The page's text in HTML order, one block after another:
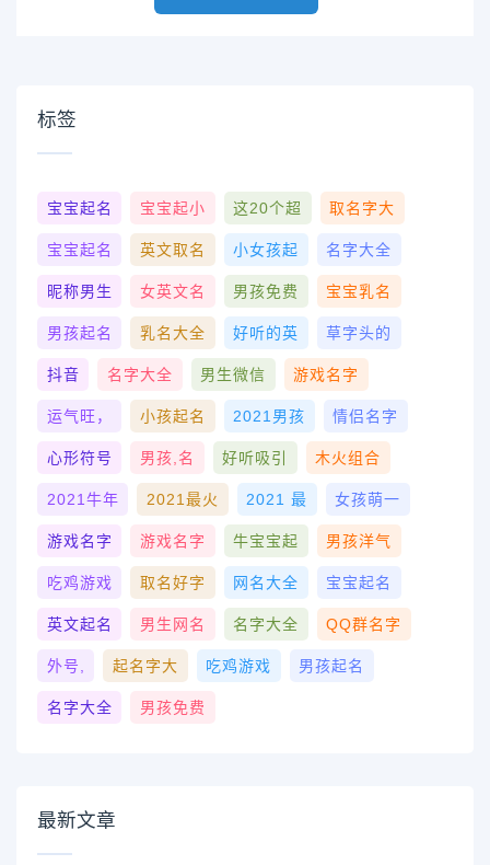
标签
宝宝起名 宝宝起小 这20个超 取名字大
宝宝起名 英文取名 小女孩起 名字大全
昵称男生 女英文名 男孩免费 宝宝乳名
男孩起名 乳名大全 好听的英 草字头的
抖音 名字大全 男生微信 游戏名字
运气旺， 小孩起名 2021男孩 情侣名字
心形符号 男孩,名 好听吸引 木火组合
2021牛年 2021最火 2021 最 女孩萌一
游戏名字 游戏名字 牛宝宝起 男孩洋气
吃鸡游戏 取名好字 网名大全 宝宝起名
英文起名 男生网名 名字大全 QQ群名字
外号, 起名字大 吃鸡游戏 男孩起名
名字大全 男孩免费
最新文章